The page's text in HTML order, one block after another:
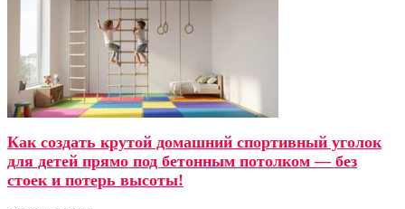
Как создать крутой домашний спортивный уголок
для детей прямо под бетонным потолком — без
стоек и потерь высоты!